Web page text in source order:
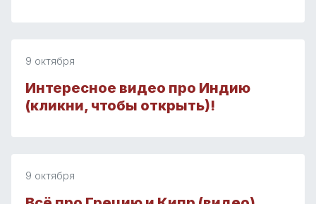
9 октября
Интересное видео про Индию
(кликни, чтобы открыть)!
9 октября